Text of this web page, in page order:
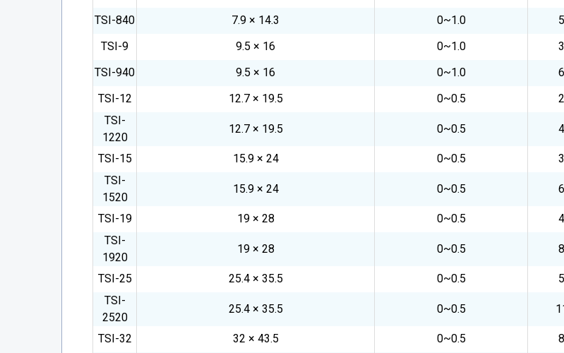
TSI-840
7.9 × 14.3 0~1.0
TSI-9
9.5 × 16 0~1.0
TSI-940
9.5 × 16 0~1.0
TSI-12
12.7 × 19.5 0~0.5
TSI-
1220
12.7 × 19.5 0~0.5
TSI-15 15.9 × 24 0~0.5
TSI-
1520
15.9 × 24 0~0.5
TSI-19 19 × 28 0~0.5
TSI-
1920
19 × 28 0~0.5
TSI-25 25.4 × 35.5 0~0.5
TSI-
2520
25.4 × 35.5 0~0.5
TSI-32 32 × 43.5 0~0.5